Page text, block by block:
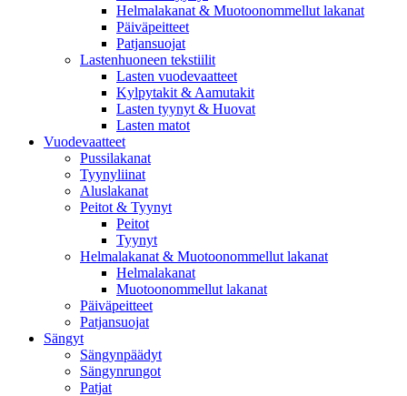
Helmalakanat & Muotoonommellut lakanat
Päiväpeitteet
Patjansuojat
Lastenhuoneen tekstiilit
Lasten vuodevaatteet
Kylpytakit & Aamutakit
Lasten tyynyt & Huovat
Lasten matot
Vuodevaatteet
Pussilakanat
Tyynyliinat
Aluslakanat
Peitot & Tyynyt
Peitot
Tyynyt
Helmalakanat & Muotoonommellut lakanat
Helmalakanat
Muotoonommellut lakanat
Päiväpeitteet
Patjansuojat
Sängyt
Sängynpäädyt
Sängynrungot
Patjat